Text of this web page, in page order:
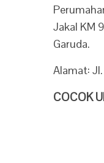
Jakal KM
Garuda.
Alamat:
COCOK